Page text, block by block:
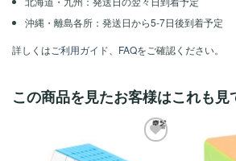
沖縄・離島各所：発送日から5-7日後到着予定
詳しくはご利用ガイド FAQをご確認ください。
この商品を見たお客様はこれも見